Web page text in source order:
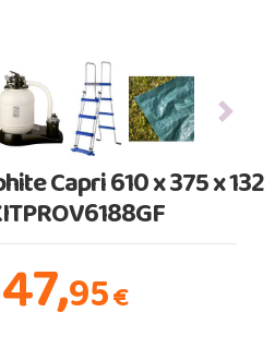
Next
Capri 610 x 375 x 132
95€